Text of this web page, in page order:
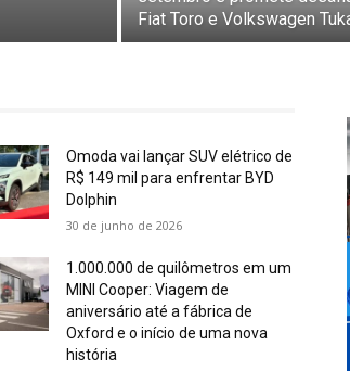
Fiat Toro e Volkswagen
Omoda vai lançar SUV elétrico de
R$ 149 mil para enfrentar BYD
Dolphin
30 de junho de 2026
1.000.000 de quilômetros em um
MINI Cooper: Viagem de
aniversário até a fábrica de
Oxford e o início de uma nova
história